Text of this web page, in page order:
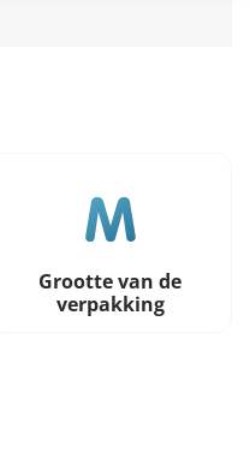
Grootte van de
verpakking